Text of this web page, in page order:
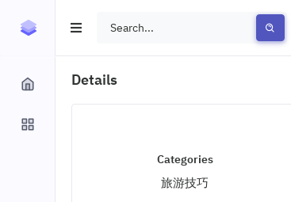
Details
Categories
旅游技巧